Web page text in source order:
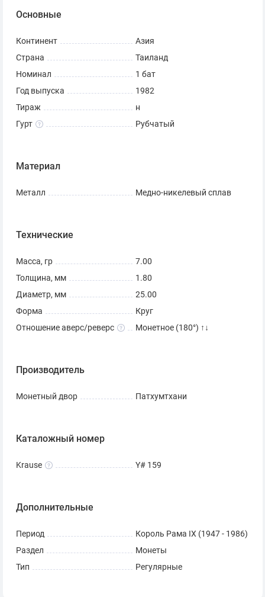
Основные
Континент
Азия
Страна
Таиланд
Номинал
1 бат
Год выпуска
1982
Тираж
н
Гурт
Рубчатый
Материал
Металл Медно-никелевый сплав
Технические
Масса, гр
7.00
Толщина, мм
1.80
Диаметр, мм
25.00
Форма
Круг
Отношение аверс/реверс
Монетное (180°) ↑↓
Производитель
Монетный двор Патхумтхани
Каталожный номер
Krause Y# 159
Дополнительные
Период
Король Рама IX (1947 - 1986)
Раздел
Монеты
Тип
Регулярные